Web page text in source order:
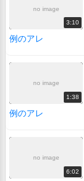
no image
3:10
例のアレ
no image
1:38
例のアレ
no image
6:02